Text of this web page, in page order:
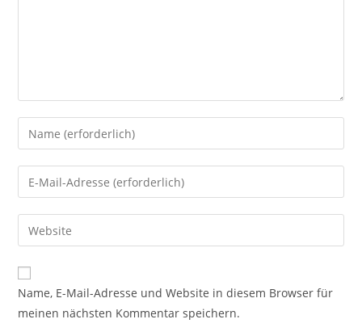
Gib
deinen
Namen
oder
zum
Kommentieren
ein
Gib
deine
E-
Mail-
zum
Kommentieren
ein
Gib
deine
Website-
URL
Name, E-Mail-Adresse und Website in diesem Browser für
meinen nächsten Kommentar speichern.